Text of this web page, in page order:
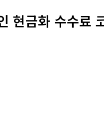
금화 수수료